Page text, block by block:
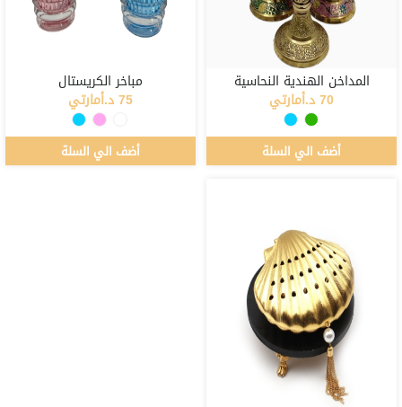
المداخن الهندية النحاسية
70 د.أمارتي
أضف الي السلة
مباخر الكريستال
75 د.أمارتي
أضف الي السلة